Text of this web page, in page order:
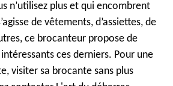
n’utilisez plus et qui encombrent
de vêtements, d’assiettes, de
ce brocanteur propose de
ces derniers. Pour une
visiter sa brocante sans plus